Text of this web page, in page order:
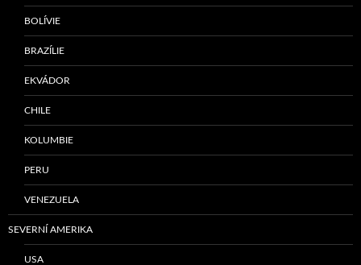
BOLÍVIE
BRAZÍLIE
EKVÁDOR
CHILE
KOLUMBIE
PERU
VENEZUELA
SEVERNÍ AMERIKA
USA